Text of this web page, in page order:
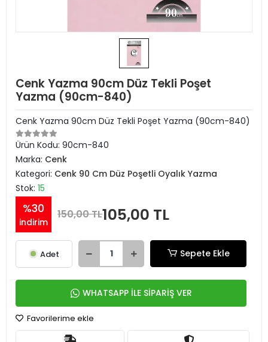
Cenk Yazma 90cm Düz Tekli Poşet
Yazma (90cm-840)
Cenk Yazma 90cm Düz Tekli Poşet Yazma (90cm-840)
Ürün Kodu: 90cm-840
Marka: Cenk
Kategori: Cenk 90 Cm Düz Poşetli Oyalık Yazma
Stok: 15
%30
indirim
150,00 TL105,00 TL
Adet Sepete Ekle
WHATSAPP İLE SİPARİŞ VER
Favorilerime ekle